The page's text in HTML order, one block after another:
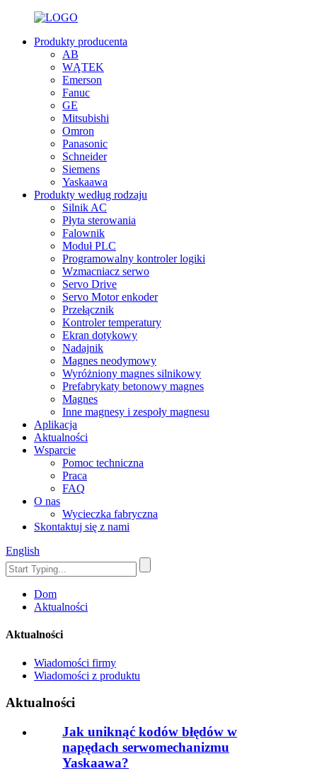
Produkty producenta
AB
WĄTEK
Emerson
Fanuc
GE
Mitsubishi
Omron
Panasonic
Schneider
Siemens
Yaskaawa
Produkty według rodzaju
Silnik AC
Płyta sterowania
Falownik
Moduł PLC
Programowalny kontroler logiki
Wzmacniacz serwo
Servo Drive
Servo Motor enkoder
Przełącznik
Kontroler temperatury
Ekran dotykowy
Nadajnik
Magnes neodymowy
Wyróżniony magnes silnikowy
Prefabrykaty betonowy magnes
Magnes
Inne magnesy i zespoły magnesu
Aplikacja
Aktualności
Wsparcie
Pomoc techniczna
Praca
FAQ
O nas
Wycieczka fabryczna
Skontaktuj się z nami
English
Dom
Aktualności
Aktualności
Wiadomości firmy
Wiadomości z produktu
Aktualności
Jak uniknąć kodów błędów w
napędach serwomechanizmu
Yaskaawa?